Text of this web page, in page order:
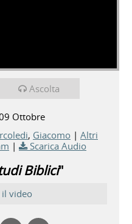
Ascolta
Ottobre
, Giacomo | Altri
| Scarica Audio
Biblici"
il video